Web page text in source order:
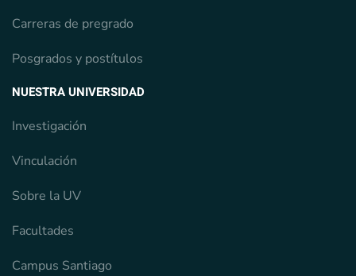
Carreras de pregrado
Posgrados y postítulos
NUESTRA UNIVERSIDAD
Investigación
Vinculación
Sobre la UV
Facultades
Campus Santiago